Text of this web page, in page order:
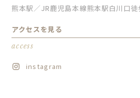
熊本駅／JR鹿児島本線熊本駅白川口徒
アクセスを見る
access
instagram